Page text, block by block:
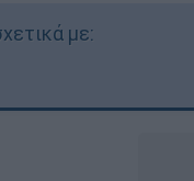
με: